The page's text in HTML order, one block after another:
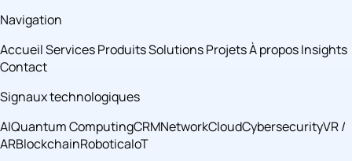
Navigation
AccueilServicesProduitsSolutionsProjetsÀ proposInsights
Contact
Signaux technologiques
AIQuantum ComputingCRMNetworkCloudCybersecurityVR /
ARBlockchainRoboticaIoT